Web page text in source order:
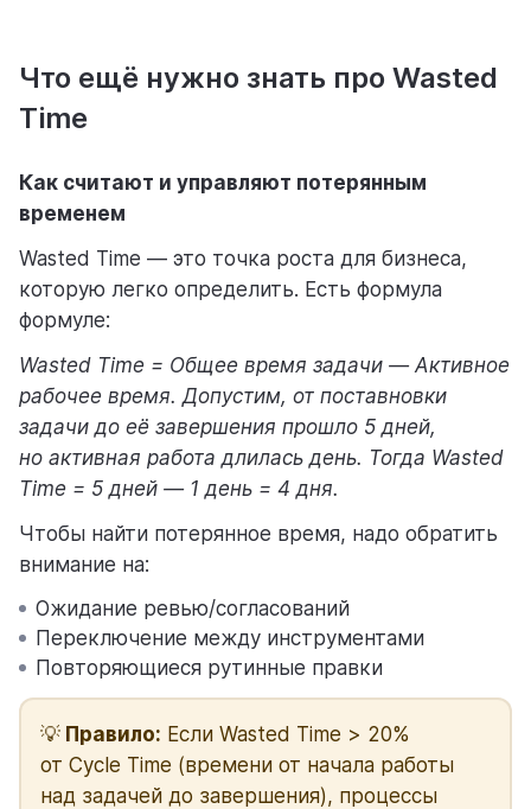
Что ещё нужно знать про Wasted
Time
Как считают и управляют потерянным
временем
Wasted Time — это точка роста для бизнеса,
которую легко определить. Есть формула
формуле:
Wasted Time = Общее время задачи — Активное
рабочее время. Допустим, от поставновки
задачи до её завершения прошло 5 дней,
но активная работа длилась день. Тогда Wasted
Time = 5 дней — 1 день = 4 дня.
Чтобы найти потерянное время, надо обратить
внимание на:
Ожидание ревью/согласований
Переключение между инструментами
Повторяющиеся рутинные правки
💡 Правило: Если Wasted Time > 20%
от Cycle Time (времени от начала работы
над задачей до завершения), процессы